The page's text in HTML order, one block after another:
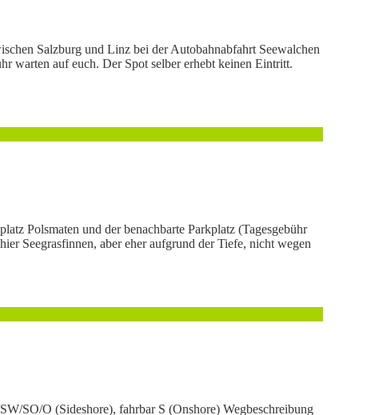
Salzburg und Linz bei der Autobahnabfahrt Seewalchen
warten auf euch. Der Spot selber erhebt keinen Eintritt.
Polsmaten und der benachbarte Parkplatz (Tagesgebühr
Seegrasfinnen, aber eher aufgrund der Tiefe, nicht wegen
SO/O (Sideshore), fahrbar S (Onshore) Wegbeschreibung